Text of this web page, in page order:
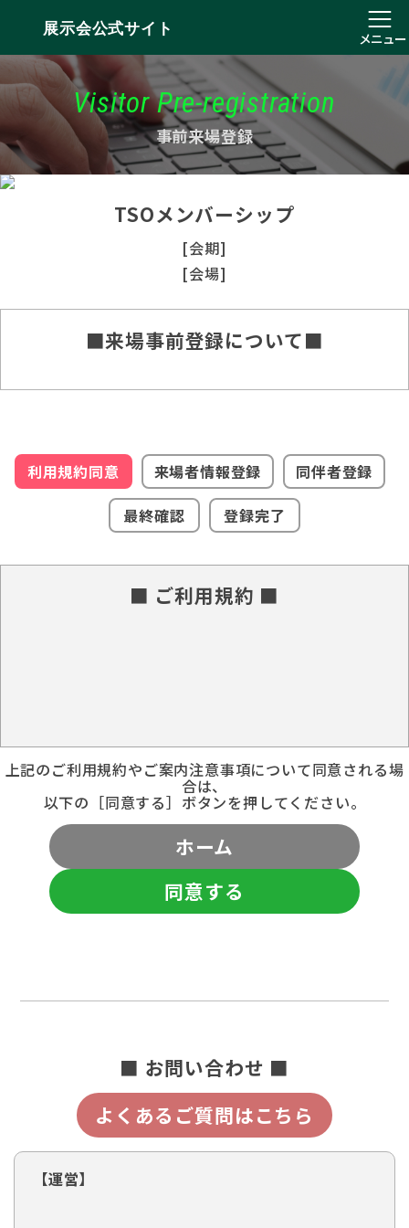
展示会公式サイト
メニュー
Visitor Pre-registration
事前来場登録
TSOメンバーシップ
[会期]
[会場]
■来場事前登録について■
利用規約同意 来場者情報登録
同伴者登録
最終確認
登録完了
■ ご利用規約 ■
上記のご利用規約やご案内注意事項について同意される場
合は、
以下の［同意する］ボタンを押してください。
ホーム
同意する
■ お問い合わせ ■
よくあるご質問はこちら
【運営】